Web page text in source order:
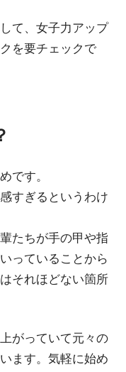
て、女子力アップ
を要チェックで
です。
すぎるというわけ
たちが手の甲や指
っていることから
それほどない箇所
がっていて元々の
ます。気軽に始め